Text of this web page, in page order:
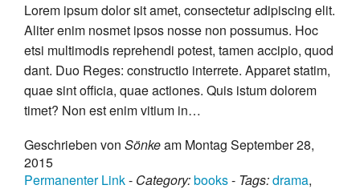
Lorem ipsum dolor sit amet, consectetur adipiscing elit.
Aliter enim nosmet ipsos nosse non possumus. Hoc
etsi multimodis reprehendi potest, tamen accipio, quod
dant. Duo Reges: constructio interrete. Apparet statim,
quae sint officia, quae actiones. Quis istum dolorem
timet? Non est enim vitium in…
Geschrieben von Sönkeam Montag September 28,
2015
Permanenter Link- Category:books- Tags:drama,